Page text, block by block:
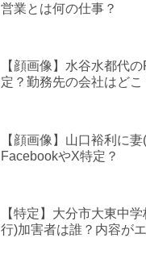
営業とは何の仕事？
【顔画像】水谷水都代
定？勤務先の会社はどこ
【顔画像】山口裕利に
FacebookやX特定？
【特定】大分市大東中
行)加害者は誰？内容がエ